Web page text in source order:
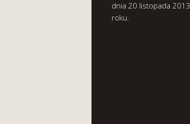
dnia 20 listopada 2013
roku.